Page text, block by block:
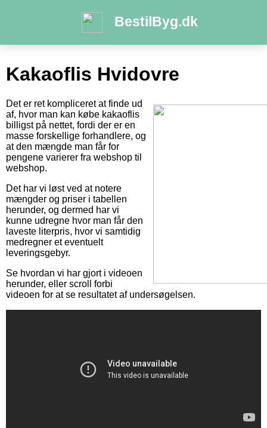
BestilByg.dk
Kakaoflis Hvidovre
Det er ret kompliceret at finde ud
af, hvor man kan købe kakaoflis
billigst på nettet, fordi der er en
masse forskellige forhandlere, og
at den mængde man får for
pengene varierer fra webshop til
webshop.
Det har vi løst ved at notere
mængder og priser i tabellen
herunder, og dermed har vi
kunne udregne hvor man får den
laveste literpris, hvor vi samtidig
medregner et eventuelt
leveringsgebyr.
Se hvordan vi har gjort i videoen
herunder, eller scroll forbi
videoen for at se resultatet af undersøgelsen.